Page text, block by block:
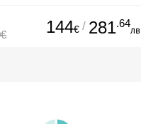
144€ / 281.64
лв.